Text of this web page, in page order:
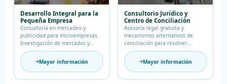
Desarrollo Integral para la
Pequeña Empresa
Consultoría en mercadeo y
publicidad para microempresas.
Investigación de mercados y
acompañamiento estratégico.
Mayor información
Consultorio Jurídico y
Centro de Conciliación
Asesoría legal gratuita y
mecanismos alternativos de
conciliación para resolver
conflictos.
Mayor información